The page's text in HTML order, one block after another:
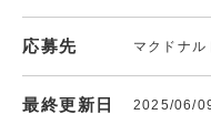
応募先 マクドナル
最終更新日 2025/06/